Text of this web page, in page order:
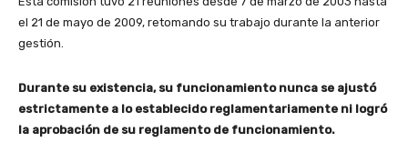
el 21 de mayo de 2009, retomando su trabajo durante la anterior
gestión.
Durante su existencia, su funcionamiento nunca se ajustó
estrictamente a lo establecido reglamentariamente ni logró
la aprobación de su reglamento de funcionamiento.